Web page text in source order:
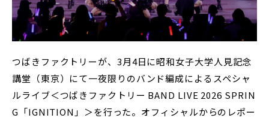
つばきファクトリーが、3月4日に昭和女子大学人見記念
講堂（東京）にて一夜限りのバンド編成によるスペシャ
ルライブ＜つばきファクトリー BAND LIVE 2026 SPRIN
G「IGNITION」＞を行った。オフィシャルからのレポー